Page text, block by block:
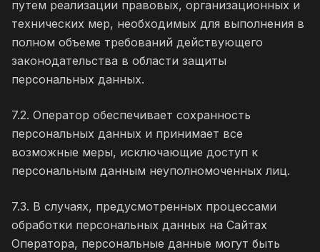
путем реализации правовых, организационных и
технических мер, необходимых для выполнения в
полном объеме требований действующего
законодательства в области защиты
персональных данных.
7.2. Оператор обеспечивает сохранность
персональных данных и принимает все
возможные меры, исключающие доступ к
персональным данным неуполномоченных лиц.
7.3. В случаях, предусмотренных процессами
обработки персональных данных на Сайтах
Оператора, персональные данные могут быть